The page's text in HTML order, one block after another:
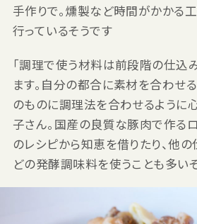
手作りで。燻製など時間がかかる
行っているそうです
「調理で使う材料は前段階の仕込
ます。自分の都合に素材を合わせ
のものに調理法を合わせるように
子さん。国産の良質な豚肉で作る
のレシピから知恵を借りたり、他
どの発酵調味料を使うことも多いそ